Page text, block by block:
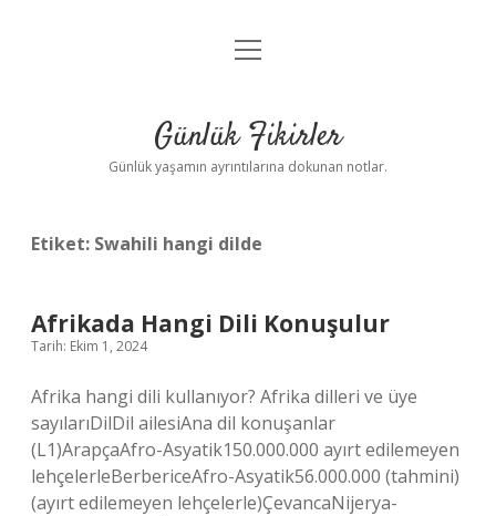
Anasayfa
Yasal Uyarı
menüyü
Günlük Fikirler
Günlük yaşamın ayrıntılarına dokunan notlar.
Etiket: Swahili hangi dilde
Afrikada Hangi Dili Konuşulur
Tarih: Ekim 1, 2024
Afrika hangi dili kullanıyor? Afrika dilleri ve üye
sayılarıDilDil ailesiAna dil konuşanlar
(L1)ArapçaAfro-Asyatik150.000.000 ayırt edilemeyen
lehçelerleBerbericeAfro-Asyatik56.000.000 (tahmini)
(ayırt edilemeyen lehçelerle)ÇevancaNijerya-